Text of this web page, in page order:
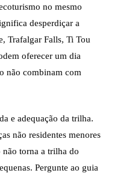
no mesmo
desperdiçar a
Trafalgar Falls, Ti Tou
oferecer um dia
não combinam com
e adequação da trilha.
não residentes menores
não torna a trilha do
Pergunte ao guia